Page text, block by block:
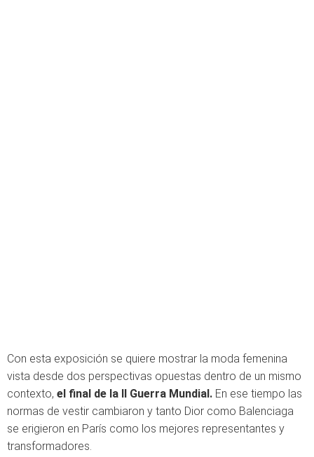
Con esta exposición se quiere mostrar la moda femenina
vista desde dos perspectivas opuestas dentro de un mismo
contexto, el final de la II Guerra Mundial. En ese tiempo las
normas de vestir cambiaron y tanto Dior como Balenciaga
se erigieron en París como los mejores representantes y
transformadores.